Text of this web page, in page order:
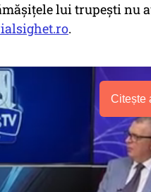
lui trupeşti nu
.
Citește